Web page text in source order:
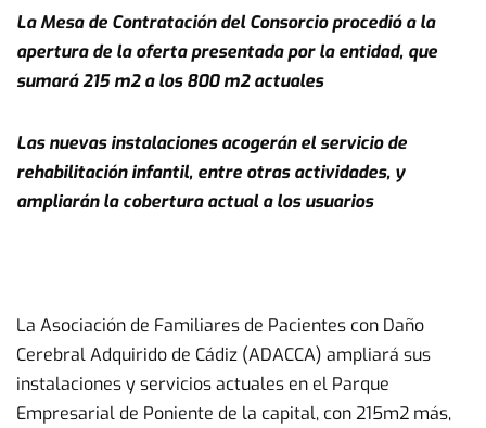
La Mesa de Contratación del Consorcio procedió a la
apertura de la oferta presentada por la entidad, que
sumará 215 m2 a los 800 m2 actuales
Las nuevas instalaciones acogerán el servicio de
rehabilitación infantil, entre otras actividades, y
ampliarán la cobertura actual a los usuarios
La Asociación de Familiares de Pacientes con Daño
Cerebral Adquirido de Cádiz (ADACCA) ampliará sus
instalaciones y servicios actuales en el Parque
Empresarial de Poniente de la capital, con 215m2 más,